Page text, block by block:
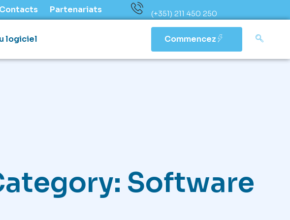
Contacts Partenariats (+351) 211 450 250
logiciel Commencez
Software